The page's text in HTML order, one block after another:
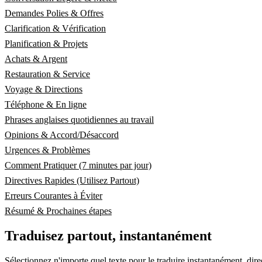
Demandes Polies & Offres
Clarification & Vérification
Planification & Projets
Achats & Argent
Restauration & Service
Voyage & Directions
Téléphone & En ligne
Phrases anglaises quotidiennes au travail
Opinions & Accord/Désaccord
Urgences & Problèmes
Comment Pratiquer (7 minutes par jour)
Directives Rapides (Utilisez Partout)
Erreurs Courantes à Éviter
Résumé & Prochaines étapes
Traduisez partout, instantanément